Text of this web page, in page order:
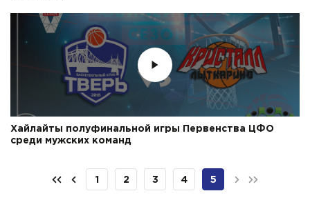
Хайлайты полуфинальной игры Первенства ЦФО
среди мужских команд
1 2 3 4 5